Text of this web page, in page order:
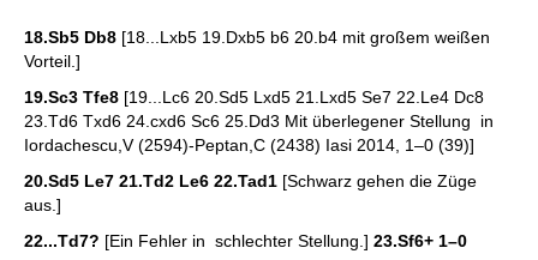
18.Sb5 Db8 [18...Lxb5 19.Dxb5 b6 20.b4 mit großem weißen
Vorteil.]
19.Sc3 Tfe8 [19...Lc6 20.Sd5 Lxd5 21.Lxd5 Se7 22.Le4 Dc8
23.Td6 Txd6 24.cxd6 Sc6 25.Dd3 Mit überlegener Stellung in
Iordachescu,V (2594)-Peptan,C (2438) Iasi 2014, 1–0 (39)]
20.Sd5 Le7 21.Td2 Le6 22.Tad1 [Schwarz gehen die Züge
aus.]
22...Td7? [Ein Fehler in schlechter Stellung.] 23.Sf6+ 1–0